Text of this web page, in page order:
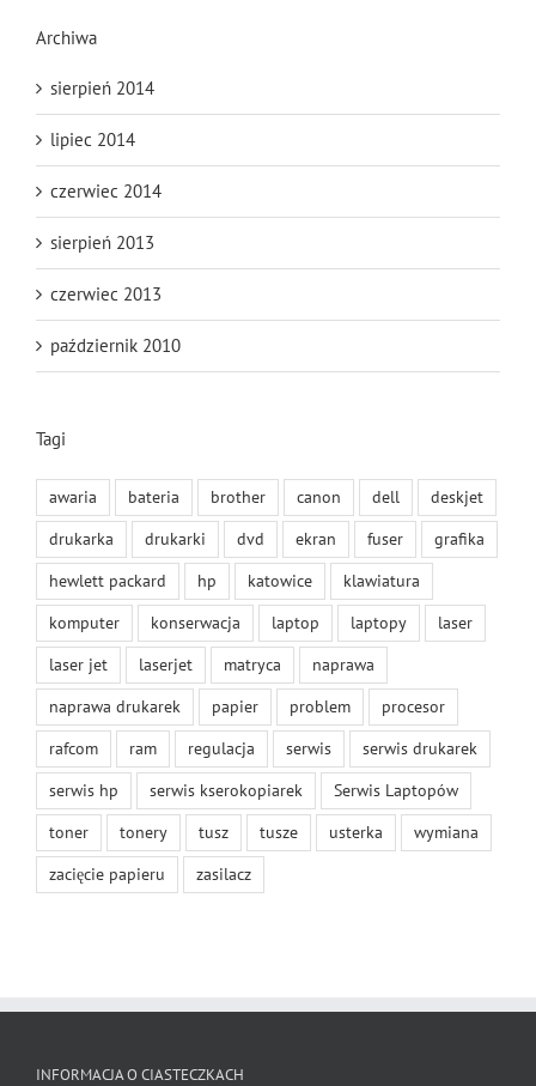
Archiwa
sierpień 2014
lipiec 2014
czerwiec 2014
sierpień 2013
czerwiec 2013
październik 2010
Tagi
awaria bateria brother canon dell
deskjet
drukarka
drukarki dvd ekran fuser
grafika
hewlett packard
hp katowice
klawiatura
komputer
konserwacja laptop laptopy
laser
laser jet
laserjet matryca
naprawa
naprawa drukarek
papier problem
procesor
rafcom
ram regulacja serwis
serwis drukarek
serwis hp
serwis kserokopiarek
Serwis Laptopów
toner
tonery tusz tusze usterka
wymiana
zacięcie papieru
zasilacz
INFORMACJA O CIASTECZKACH